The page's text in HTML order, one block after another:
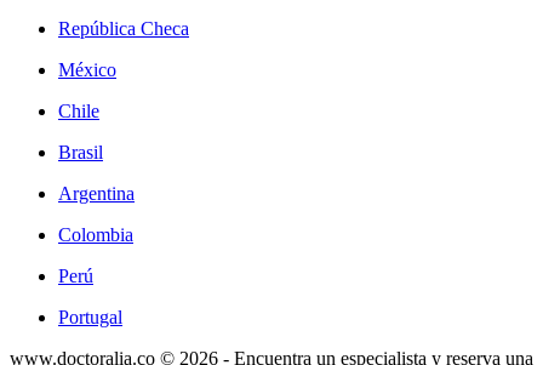
República Checa
México
Chile
Brasil
Argentina
Colombia
Perú
Portugal
www.doctoralia.co © 2026 - Encuentra un especialista y reserva una